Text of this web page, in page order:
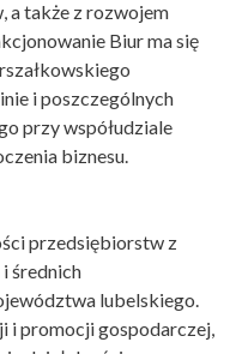
a także z rozwojem
Biur ma się
i poszczególnych
przy współudziale
biznesu.
przedsiębiorstw z
średnich
lubelskiego.
i promocji gospodarczej,